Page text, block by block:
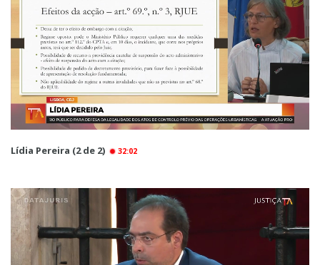
Lídia Pereira (2 de 2) 32:02